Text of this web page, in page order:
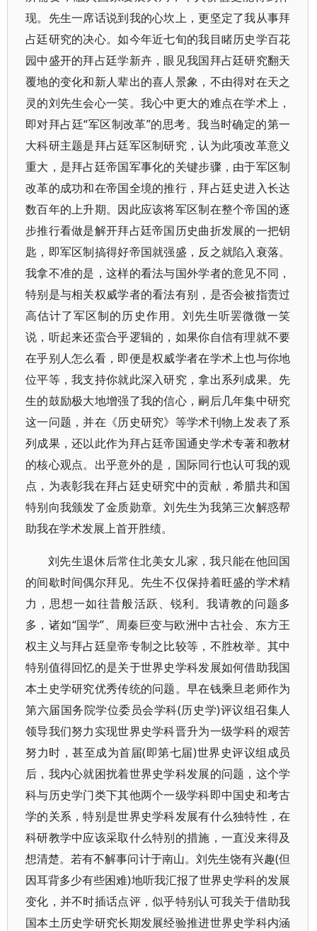
现。先生一席话说到我的心坎上，更坚定了我从事拜
占廷研究的决心。如今年近七旬的我目睹历史学百花
园中盛开的拜占廷学新卉，眼见我国拜占廷研究翻天
覆地的变化和新人辈出的喜人景象，不由得对在天之
灵的刘先生会心一笑。我心中更大的难点在学术上，
即对拜占廷“军区制改革”的思考。我当时确定的第一
大科研主题是拜占廷军区制研究，认为此项改革意义
重大，是拜占廷帝国军事化的关键步骤，由于军区制
改革的成功和在帝国全境的推行，拜占廷史进入长达
数百年的上升期。因此应该将军区制在整个帝国的逐
步推行看做是解开拜占廷帝国历史曲折发展的一把钥
匙，即军区制搞得好帝国就强盛，反之就陷入衰落。
我拿不准的是，这样的看法与国外学者的意见不同，
特别是与相关权威学者的看法有别，是否会被指责过
高估计了军区制的历史作用。刘先生听罢微微一笑
说，听起来还蛮合乎逻辑的，如果你自信有理就不要
在乎别人怎么看，即便是权威学者在学术上也与你地
位平等，我支持你就此深入研究，拿出系列成果。先
生的鼓励极大地增强了我的信心，嗣后几年集中研究
这一问题，并在《历史研究》等学术刊物上发表了系
列成果，还以此作为拜占廷帝国通史学术专著和教材
的核心观点。出乎意外的是，国际同行也认可我的观
点，为表彰我在拜占廷史研究中的贡献，希腊共和国
特别向我颁发了金质勋章。刘先生为我第三次解惑帮
助我在学术发展上首开胜绩。
刘先生退休后常住北美女儿家，我只能在他回国
的间歇时间偶尔拜见。先生不仅保持着旺盛的学术精
力，思想一如往昔般活跃、锐利。我请教的问题多
多，诸如“国学”、周秦巨变与欧洲中古社会、东方王
权主义与拜占廷皇帝专制之比较等，不胜枚举。其中
特别值得回忆的是关于世界史学科发展如何借助我国
本土史学研究优秀传统的问题。早在钱乘旦老师作为
第六届国务院学位委员会学科(历史学)评议组召集人
领导我们努力实现世界史学科晋升为一级学科的艰苦
努力时，甚至成为首届(即第七届)世界史评议组成员
后，我内心就困扰着世界史学科发展的问题，这个学
科与历史学门类下其他两个一级学科即中国史和考古
学的关系，特别是世界史学科发展有什么独特性，在
科研教学中应该采取什么特别的措施，一直没来得及
想清楚。若有不解事问计于南山。刘先生饶有兴趣(但
因耳背多少有些困难)地听我汇报了世界史学科的发展
变化，并不时插话点评，似乎特别认可我关于借助我
国本土历史学研究长期发展经验推进世界史学科内涵